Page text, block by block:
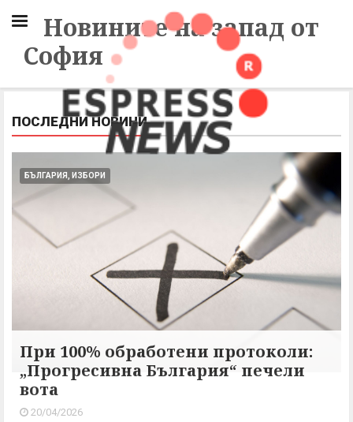
Новините на запад от
София
ПОСЛЕДНИ НОВИНИ
БЪЛГАРИЯ, ИЗБОРИ
При 100% обработени протоколи:
„Прогресивна България“ печели
вота
20/04/2026